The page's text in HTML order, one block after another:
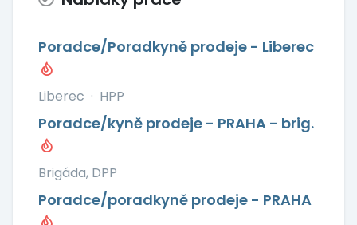
Poradce/Poradkyně prodeje - Liberec
Liberec · HPP
Poradce/kyně prodeje - PRAHA - brig.
Brigáda, DPP
Poradce/poradkyně prodeje - PRAHA